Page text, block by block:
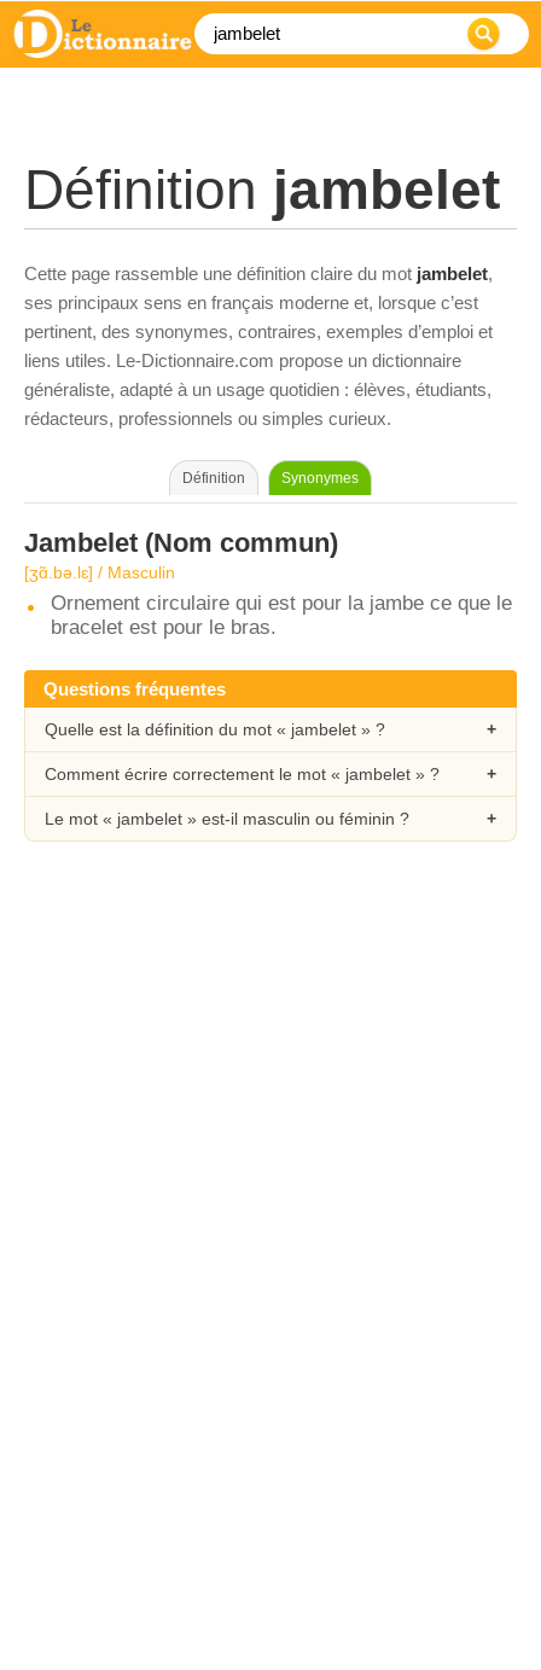
Définition jambelet
Cette page rassemble une définition claire du mot jambelet,
ses principaux sens en français moderne et, lorsque c’est
pertinent, des synonymes, contraires, exemples d’emploi et
liens utiles. Le-Dictionnaire.com propose un dictionnaire
généraliste, adapté à un usage quotidien : élèves, étudiants,
rédacteurs, professionnels ou simples curieux.
Définition Synonymes
Jambelet (Nom commun)
[ʒɑ̃.bə.lɛ] / Masculin
Ornement circulaire qui est pour la jambe ce que le
bracelet est pour le bras.
Questions fréquentes
Quelle est la définition du mot « jambelet » ?
Comment écrire correctement le mot « jambelet » ?
Le mot « jambelet » est-il masculin ou féminin ?